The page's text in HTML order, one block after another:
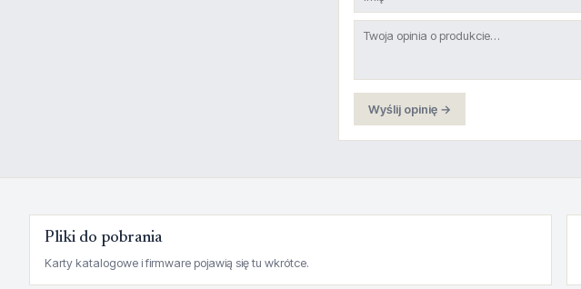
Wyślij opinię →
Pliki do pobrania
Karty katalogowe i firmware pojawią się tu wkrótce.